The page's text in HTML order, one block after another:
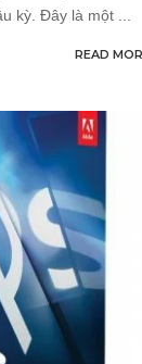
kỳ. Đây là một
READ